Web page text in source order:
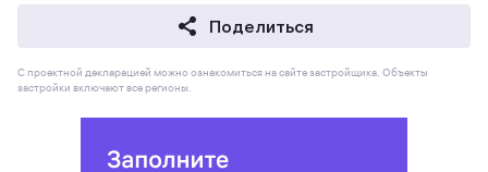
Поделиться
С проектной декларацией можно ознакомиться на сайте застройщика. Объекты
застройки включают все регионы.